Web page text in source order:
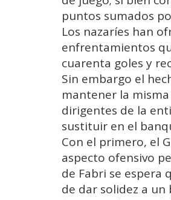
puntos sumados
Los nazaríes han
enfrentamientos
cuarenta goles y
Sin embargo el
mantener la
dirigentes de la
sustituir en el
Con el primero, el
aspecto ofensivo
de Fabri se espera
de dar solidez a